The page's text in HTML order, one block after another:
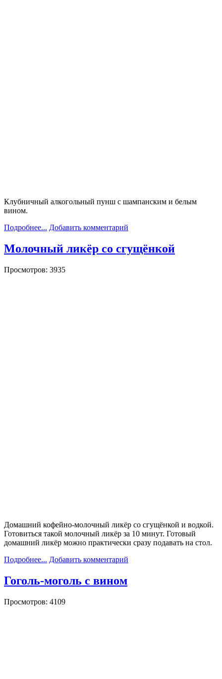
Клубничный алкогольный пунш с шампанским и белым
вином.
Подробнее... Добавить комментарий
Молочный ликёр со сгущёнкой
Просмотров: 3935
Домашний кофейно-молочный ликёр со сгущёнкой и водкой.
Готовиться такой молочный ликёр за 10 минут. Готовый
домашний ликёр можно практически сразу подавать на стол.
Подробнее... Добавить комментарий
Гоголь-моголь с вином
Просмотров: 4109